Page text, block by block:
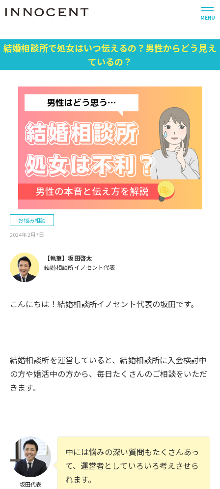
MENU
結婚相談所で処女はいつ伝えるの？男性からどう見え
ているの？
お悩み相談
2024年2月7日
【執筆】坂田啓太
結婚相談所イノセント代表
こんにちは！結婚相談所イノセント代表の坂田です。
結婚相談所を運営していると、結婚相談所に入会検討中
の方や婚活中の方から、毎日たくさんのご相談をいただ
きます。
坂田代表
中には悩みの深い質問もたくさんあっ
て、運営者としていろいろ考えさせら
れます。